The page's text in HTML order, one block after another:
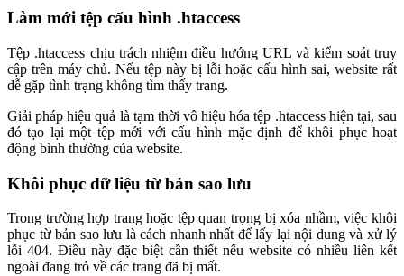
Làm mới tệp cấu hình .htaccess
Tệp .htaccess chịu trách nhiệm điều hướng URL và kiểm soát truy
cập trên máy chủ. Nếu tệp này bị lỗi hoặc cấu hình sai, website rất
dễ gặp tình trạng không tìm thấy trang.
Giải pháp hiệu quả là tạm thời vô hiệu hóa tệp .htaccess hiện tại, sau
đó tạo lại một tệp mới với cấu hình mặc định để khôi phục hoạt
động bình thường của website.
Khôi phục dữ liệu từ bản sao lưu
Trong trường hợp trang hoặc tệp quan trọng bị xóa nhầm, việc khôi
phục từ bản sao lưu là cách nhanh nhất để lấy lại nội dung và xử lý
lỗi 404. Điều này đặc biệt cần thiết nếu website có nhiều liên kết
ngoài đang trỏ về các trang đã bị mất.